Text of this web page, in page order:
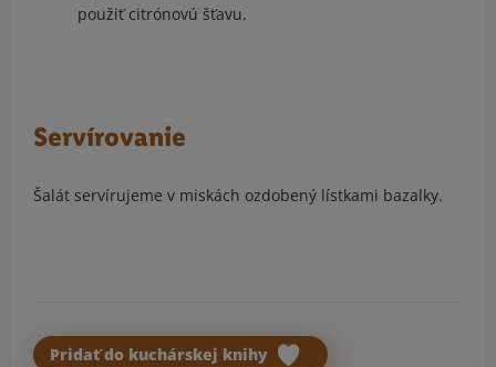
použiť citrónovú šťavu.
Servírovanie
Šalát servírujeme v miskách ozdobený lístkami bazalky.
Pridať do kuchárskej knihy